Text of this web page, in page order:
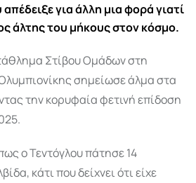
για άλλη μια φορά γιατί
άλτης του μήκους στον κόσμο.
Στίβου Ομάδων στη
σημείωσε άλμα στα
την κορυφαία φετινή επίδοση
ο Τεντόγλου πάτησε 14
κάτι που δείχνει ότι είχε